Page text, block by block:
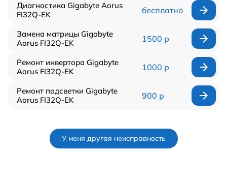
Диагностика Gigabyte Aorus
FI32Q-EK
бесплатно
Замена матрицы Gigabyte
Aorus FI32Q-EK
1500 р
Ремонт инвертора Gigabyte
Aorus FI32Q-EK
1000 р
Ремонт подсветки Gigabyte
Aorus FI32Q-EK
900 р
У меня другая неисправность